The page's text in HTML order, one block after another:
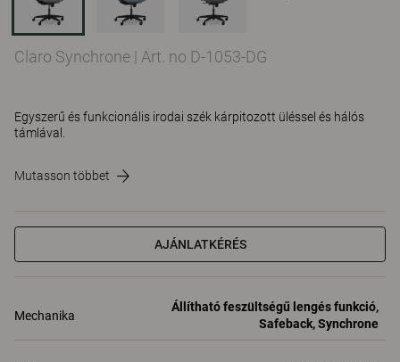
Claro Synchrone | Art. no D-1053-DG
Egyszerű és funkcionális irodai szék kárpitozott üléssel és hálós
támlával.
Mutasson többet
AJÁNLATKÉRÉS
Mechanika
Állítható feszültségű lengés funkció,
Safeback, Synchrone